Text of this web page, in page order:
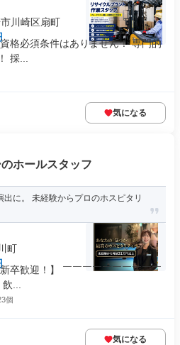
川崎区扇町
格必須条件はありません！ 専門的
採...
気になる
ホールスタッフ
に。 未経験からプロのホスピタリ
町
卒歓迎！】 ￣￣￣￣￣￣￣￣￣￣
...
個
気になる